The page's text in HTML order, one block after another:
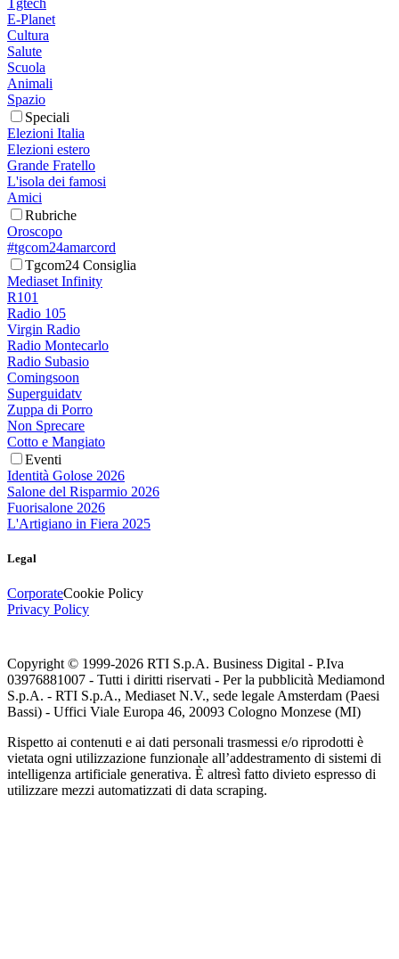
Tgtech
E-Planet
Cultura
Salute
Scuola
Animali
Spazio
Speciali
Elezioni Italia
Elezioni estero
Grande Fratello
L'isola dei famosi
Amici
Rubriche
Oroscopo
#tgcom24amarcord
Tgcom24 Consiglia
Mediaset Infinity
R101
Radio 105
Virgin Radio
Radio Montecarlo
Radio Subasio
Comingsoon
Superguidatv
Zuppa di Porro
Non Sprecare
Cotto e Mangiato
Eventi
Identità Golose 2026
Salone del Risparmio 2026
Fuorisalone 2026
L'Artigiano in Fiera 2025
Legal
CorporateCookie Policy
Privacy Policy
Copyright © 1999-2026 RTI S.p.A. Business Digital - P.Iva
03976881007 - Tutti i diritti riservati - Per la pubblicità Mediamond
S.p.A. - RTI S.p.A., Mediaset N.V., sede legale Amsterdam (Paesi
Bassi) - Uffici Viale Europa 46, 20093 Cologno Monzese (MI)
Rispetto ai contenuti e ai dati personali trasmessi e/o riprodotti è
vietata ogni utilizzazione funzionale all’addestramento di sistemi di
intelligenza artificiale generativa. È altresì fatto divieto espresso di
utilizzare mezzi automatizzati di data scraping.